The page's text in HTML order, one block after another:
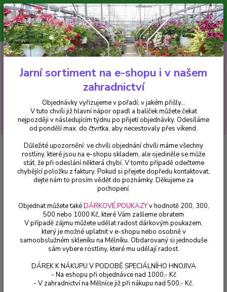
Minimální hodnota pro odeslání z e-shopu je 300 Kč.
V tuto chvíli již hlavní nápor objednávek opadl a balíček můžete čekat
nejpozději v následujícím týdnu po přijetí objednávky. Objednávky
vyřizujeme v pořadí, v jakém přišly...
CZK
Hledat
+420 602 223 614 0ks
za0 Kč
Bylinky a léčivky Máta jahodová (Menta species, Almira) - 162J
Máta jahodová (Menta species,
Almira) - 162J
Jarní sortiment na e-shopu i v našem
zahradnictví
Objednávky vyřizujeme v pořadí, v jakém přišly...
V tuto chvíli již hlavní nápor opadl a balíček můžete čekat
nejpozději v následujícím týdnu po přijetí objednávky. Odesíláme
od pondělí max. do čtvrtka, aby necestovaly přes víkend.
Důležité upozornění: ve chvíli objednání chvíli máme všechny
rostliny, které jsou na e-shopu skladem, ale ojediněle se může
stát, že při odeslání některá chybí. V tomto případě odečteme
chybějící položku z faktury. Pokud si přejete dopředu kontaktovat,
dejte nám to prosím vědět do poznámky. Děkujeme za
pochopení.
Objednat můžete takéDÁRKOVÉ POUKAZYv hodnotě 200, 300,
500 nebo 1000 Kč, které Vám zašleme obratem
V případě zájmu můžete udělat radost dárkovým poukazem,
který je možné uplatnit v e-shopu nebo osobně v
samoobslužném skleníku na Mělníku. Obdarovaný si jednoduše
sám vybere rostliny, které mu udělají radost.
DÁREK K NÁKUPU V PODOBĚ SPECIÁLNÍHO HNOJIVA
- Na eshopu při objednávce nad 1000,- Kč
- V zahradnictví na Mělníce již při nákupu nad 500,- Kč.